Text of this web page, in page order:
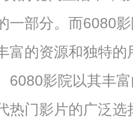
一部分。而6080
富的资源和独特
6080影院以其丰
热门影片的广泛